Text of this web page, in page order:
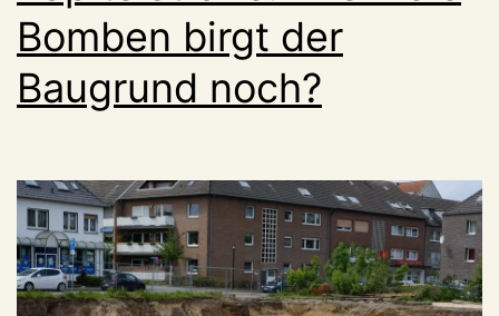
Bomben birgt der
Baugrund noch?